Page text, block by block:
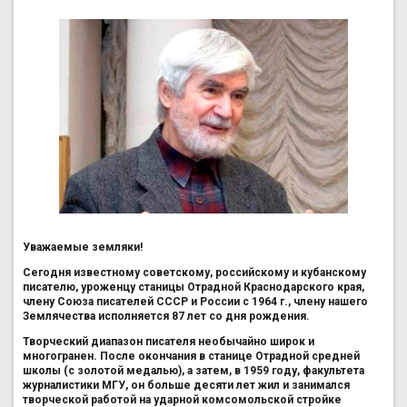
Уважаемые земляки!
Сегодня известному советскому, российскому и кубанскому
писателю, уроженцу станицы Отрадной Краснодарского края,
члену Союза писателей СССР и России с 1964 г., члену нашего
Землячества исполняется 87 лет со дня рождения.
Творческий диапазон писателя необычайно широк и
многогранен. После окончания в станице Отрадной средней
школы (с золотой медалью), а затем, в 1959 году, факультета
журналистики МГУ, он больше десяти лет жил и занимался
творческой работой на ударной комсомольской стройке